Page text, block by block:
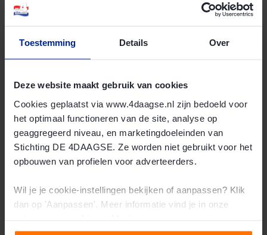
Toestemming Details Over
Deze website maakt gebruik van cookies
Cookies geplaatst via www.4daagse.nl zijn bedoeld voor
het optimaal functioneren van de site, analyse op
geaggregeerd niveau, en marketingdoeleinden van
Stichting DE 4DAAGSE. Ze worden niet gebruikt voor het
opbouwen van profielen voor adverteerders.
Wil je je cookie-instellingen bekijken of aanpassen? Klik
dan op 'Aanpassen'. Meer informatie vind je in onze
Gerelateerde onderwerpen
Deelnemen